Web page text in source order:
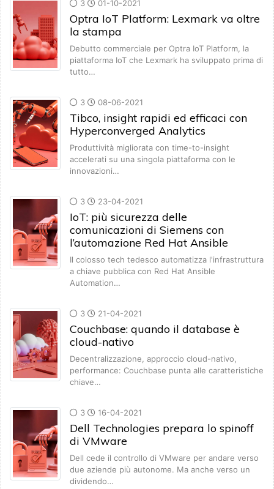
3 01-10-2021
Optra IoT Platform: Lexmark va oltre
la stampa
Debutto commerciale per Optra IoT Platform, la
piattaforma IoT che Lexmark ha sviluppato prima di
tutto…
3 08-06-2021
Tibco, insight rapidi ed efficaci con
Hyperconverged Analytics
Produttività migliorata con time-to-insight
accelerati su una singola piattaforma con le
innovazioni…
3 23-04-2021
IoT: più sicurezza delle
comunicazioni di Siemens con
l’automazione Red Hat Ansible
Il colosso tech tedesco automatizza l'infrastruttura
a chiave pubblica con Red Hat Ansible
Automation…
3 21-04-2021
Couchbase: quando il database è
cloud-nativo
Decentralizzazione, approccio cloud-nativo,
performance: Couchbase punta alle caratteristiche
chiave…
3 16-04-2021
Dell Technologies prepara lo spinoff
di VMware
Dell cede il controllo di VMware per andare verso
due aziende più autonome. Ma anche verso un
dividendo…